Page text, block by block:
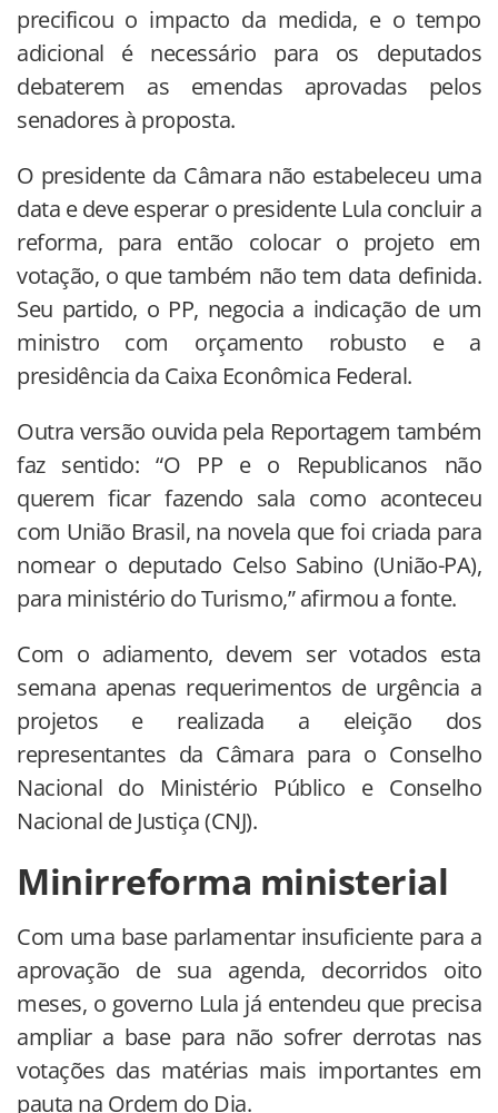
precificou o impacto da medida, e o tempo
adicional é necessário para os deputados
debaterem as emendas aprovadas pelos
senadores à proposta.
O presidente da Câmara não estabeleceu uma
data e deve esperar o presidente Lula concluir a
reforma, para então colocar o projeto em
votação, o que também não tem data definida.
Seu partido, o PP, negocia a indicação de um
ministro com orçamento robusto e a
presidência da Caixa Econômica Federal.
Outra versão ouvida pela Reportagem também
faz sentido: “O PP e o Republicanos não
querem ficar fazendo sala como aconteceu
com União Brasil, na novela que foi criada para
nomear o deputado Celso Sabino (União-PA),
para ministério do Turismo,” afirmou a fonte.
Com o adiamento, devem ser votados esta
semana apenas requerimentos de urgência a
projetos e realizada a eleição dos
representantes da Câmara para o Conselho
Nacional do Ministério Público e Conselho
Nacional de Justiça (CNJ).
Minirreforma ministerial
Com uma base parlamentar insuficiente para a
aprovação de sua agenda, decorridos oito
meses, o governo Lula já entendeu que precisa
ampliar a base para não sofrer derrotas nas
votações das matérias mais importantes em
pauta na Ordem do Dia.